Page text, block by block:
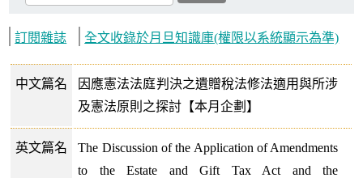
訂閱雜誌 全文收錄於月旦知識庫(權限以系統顯示為準)
中文篇名
因應憲法法庭判決之遺贈稅法修法適用與所涉
及憲法原則之探討【本月企劃】
英文篇名
The Discussion of the Application of Amendments
to the Estate and Gift Tax Act and the